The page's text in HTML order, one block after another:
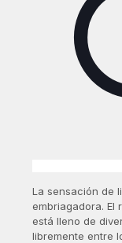
La sensación de
embriagadora. El
está lleno de
libremente entre